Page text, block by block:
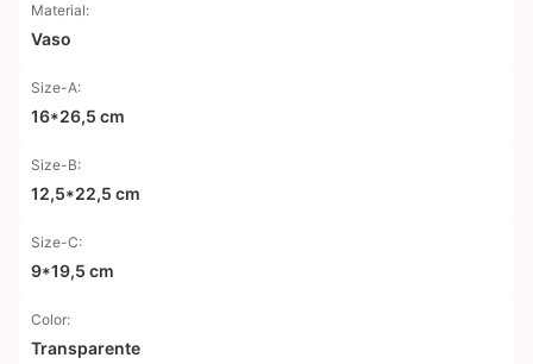
Material:
Vaso
Size-A:
16*26,5 cm
Size-B:
12,5*22,5 cm
Size-C:
9*19,5 cm
Color:
Transparente